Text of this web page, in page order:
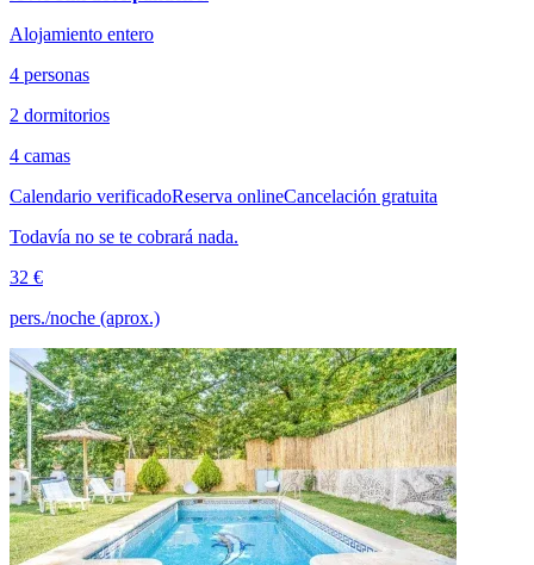
Alojamiento entero
4 personas
2 dormitorios
4 camas
Calendario verificadoReserva onlineCancelación gratuita
Todavía no se te cobrará nada.
32 €
pers./noche (aprox.)